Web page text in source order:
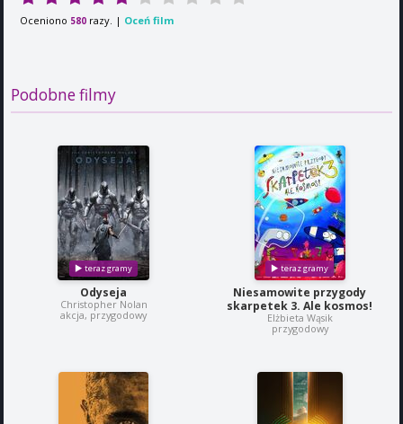
Oceniono 580 razy. | Oceń film
Podobne filmy
Odyseja
Christopher Nolan
akcja, przygodowy
Niesamowite przygody
skarpetek 3. Ale kosmos!
Elżbieta Wąsik
przygodowy